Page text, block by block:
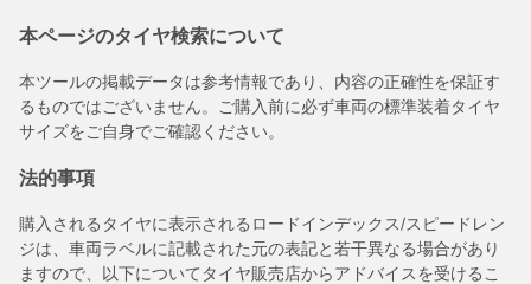
本ページのタイヤ検索について
本ツールの掲載データは参考情報であり、内容の正確性を保証す
るものではございません。ご購入前に必ず車両の標準装着タイヤ
サイズをご自身でご確認ください。
法的事項
購入されるタイヤに表示されるロードインデックス/スピードレン
ジは、車両ラベルに記載された元の表記と若干異なる場合があり
ますので、以下についてタイヤ販売店からアドバイスを受けるこ